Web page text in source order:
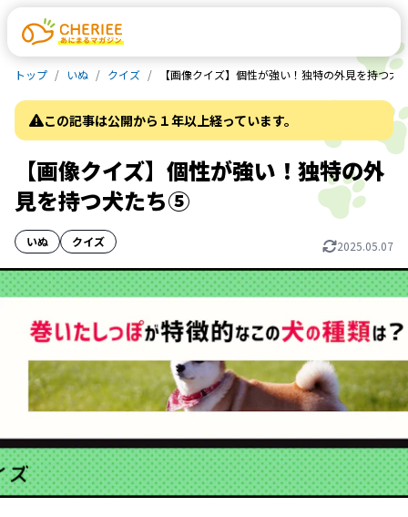
トップ いぬ クイズ 【画像クイズ】個性が強い！独特の外見を持つ犬
この記事は公開から１年以上経っています。
【画像クイズ】個性が強い！独特の外
見を持つ犬たち⑤
いぬ クイズ 2025.05.07